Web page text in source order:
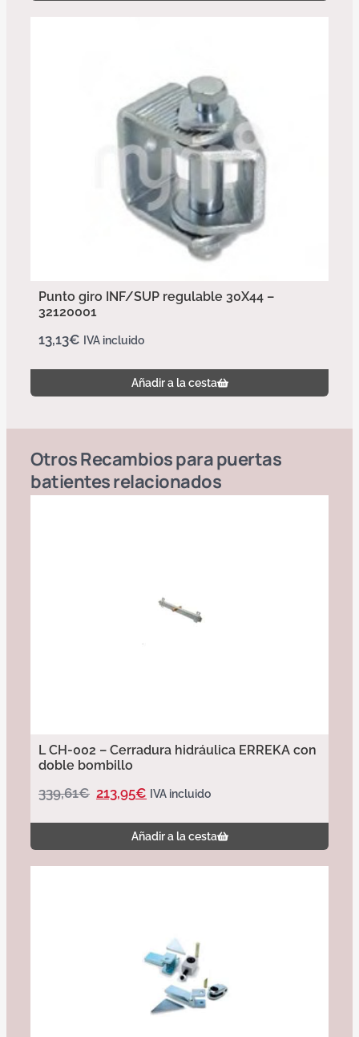
Punto giro INF/SUP regulable 30X44 –
32120001
13,13€ IVA incluido
Añadir a la cesta
OtrosRecambios para puertas
batientesrelacionados
L CH-002 – Cerradura hidráulica ERREKA con
doble bombillo
339,61€ 213,95€ IVA incluido
Añadir a la cesta